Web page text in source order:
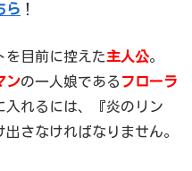
ら ！
を目前に控えた主人公。
ンの一人娘である フローラ
入れるには、『炎のリン
さなければなりません。